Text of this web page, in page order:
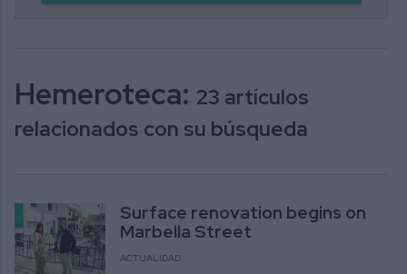
Hemeroteca: 23 artículos
relacionados con su búsqueda
Surface renovation begins on
Marbella Street
ACTUALIDAD